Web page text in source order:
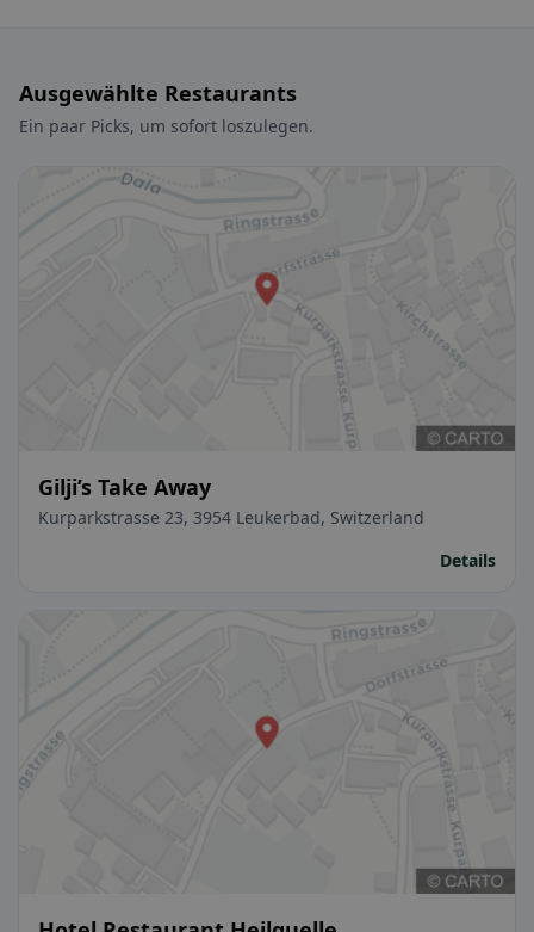
Ausgewählte Restaurants
Ein paar Picks, um sofort loszulegen.
Gilji’s Take Away
Kurparkstrasse 23, 3954 Leukerbad, Switzerland
Details